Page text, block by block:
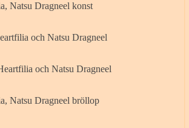
Natsu Dragneel konst
och Natsu Dragneel
och Natsu Dragneel
Natsu Dragneel bröllop